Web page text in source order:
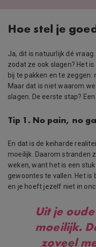
Hoe stel je
Ja, dit is natuurlijk dé
zodat ze ook slagen? Het
bij te pakken en te zeggen:
Maar dat is niet waarom
slagen. De eerste stap?
Tip 1. No pain, no
En dat is de keiharde
moeilijk. Daarom stranden
weken, want het is een
gewoontes te vallen. Het is
en je hoeft jezelf niet in
Uit je
moeilijk.
zoveel